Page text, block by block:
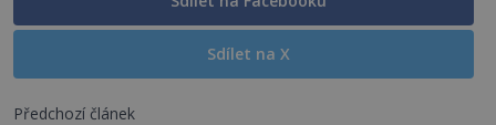
Sdílet na X
Předchozí článek